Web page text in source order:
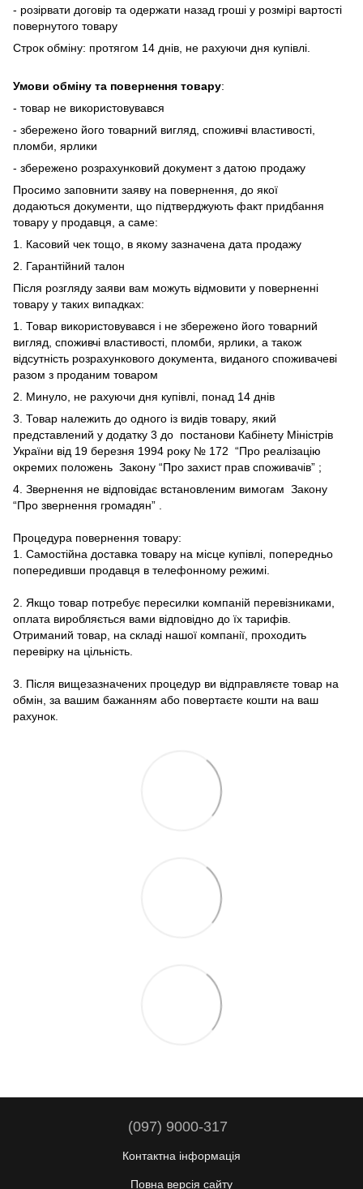
- розірвати договір та одержати назад гроші у розмірі вартості
повернутого товару
Строк обміну: протягом 14 днів, не рахуючи дня купівлі.
Умови обміну та повернення товару:
- товар не використовувався
- збережено його товарний вигляд, споживчі властивості,
пломби, ярлики
- збережено розрахунковий документ з датою продажу
Просимо заповнити заяву на повернення, до якої
додаються документи, що підтверджують факт придбання
товару у продавця, а саме:
1. Касовий чек тощо, в якому зазначена дата продажу
2. Гарантійний талон
Після розгляду заяви вам можуть відмовити у поверненні
товару у таких випадках:
1. Товар використовувався і не збережено його товарний
вигляд, споживчі властивості, пломби, ярлики, а також
відсутність розрахункового документа, виданого споживачеві
разом з проданим товаром
2. Минуло, не рахуючи дня купівлі, понад 14 днів
3. Товар належить до одного із видів товару, який
представлений у додатку 3 до постанови Кабінету Міністрів
України від 19 березня 1994 року № 172 “Про реалізацію
окремих положень Закону “Про захист прав споживачів” ;
4. Звернення не відповідає встановленим вимогам Закону
“Про звернення громадян”
Процедура повернення товару:
1. Самостійна доставка товару на місце купівлі, попередньо
попередивши продавця в телефонному режимі.
2. Якщо товар потребує пересилки компаній перевізниками,
оплата виробляється вами відповідно до їх тарифів.
Отриманий товар, на складі нашої компанії, проходить
перевірку на цільність.
3. Після вищезазначених процедур ви відправляєте товар на
обмін, за вашим бажанням або повертаєте кошти на ваш
рахунок.
(097) 9000-317
Контактна інформація
Повна версія сайту